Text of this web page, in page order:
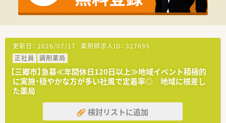
更新日： 2026/07/17 薬剤師求人ID： 327695
正社員
調剤薬局
【三郷市】急募≪年間休日120日以上≫地域イベント積極的
に実施・穏やかな方が多い社風で定着率◎ 地域に根差し
た薬局
検討リストに追加